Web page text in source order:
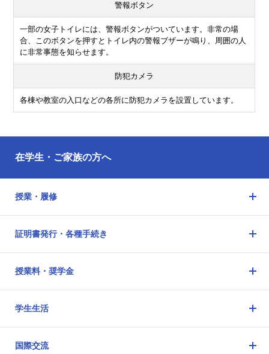
警報ボタン
一部の女子トイレには、警報ボタンがついています。非常の場
合、このボタンを押すとトイレ内の警報ブザーが鳴り、周囲の人
に非常事態を知らせます。
防犯カメラ
各棟や教室の入口などの各所に防犯カメラを設置しています。
在学生・ご家族の方へ
授業・履修
ュ
ー
閉
証明書発行・各種手続き
ュ
ー
閉
授業料・奨学金
ュ
ー
学生生活
ュ
国際交流